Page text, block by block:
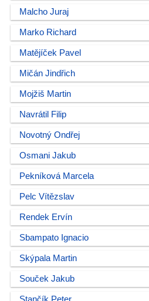
Malcho Juraj
Marko Richard
Matějíček Pavel
Mičán Jindřich
Mojžiš Martin
Navrátil Filip
Novotný Ondřej
Osmani Jakub
Pekníková Marcela
Pelc Vítězslav
Rendek Ervín
Sbampato Ignacio
Skýpala Martin
Souček Jakub